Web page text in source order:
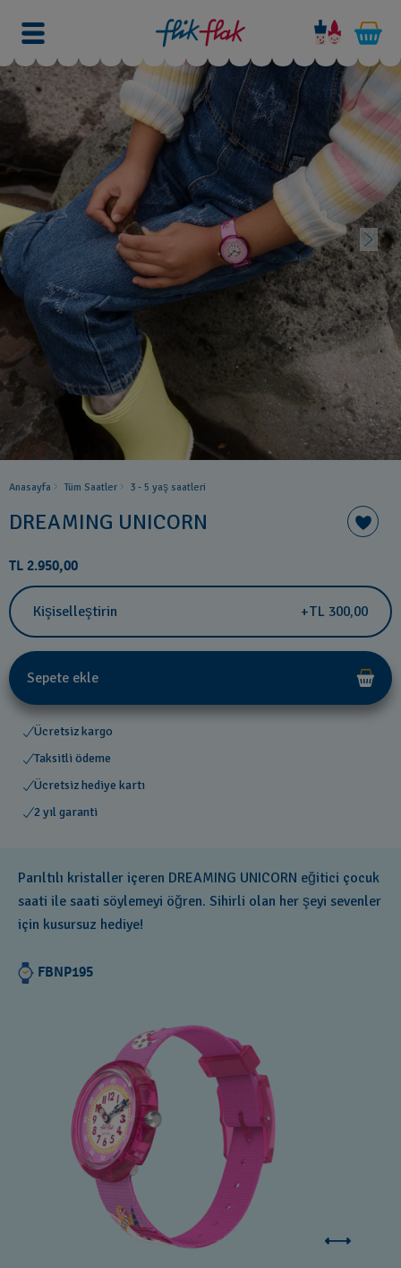
Anasayfa Tüm Saatler 3 - 5 yaş saatleri
DREAMING UNICORN
TL 2.950,00
Kişiselleştirin +TL 300,00
Sepete ekle
Ücretsiz kargo
Taksitli ödeme
Ücretsiz hediye kartı
2 yıl garanti
Parıltılı kristaller içeren DREAMING UNICORN eğitici çocuk
saati ile saati söylemeyi öğren. Sihirli olan her şeyi sevenler
için kusursuz hediye!
FBNP195